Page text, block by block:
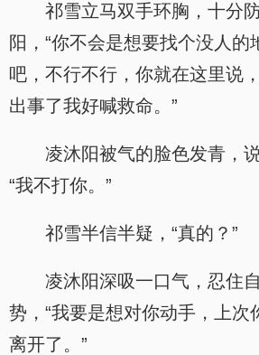
祁雪立马双手环胸，十分
阳，“你不会是想要找个没人的
吧，不行不行，你就在这里说
出事了我好喊救命。”
凌沐阳被气的脸色发青，
“我不打你。”
祁雪半信半疑，“真的？”
凌沐阳深吸一口气，忍住
势，“我要是想对你动手，上次
离开了。”